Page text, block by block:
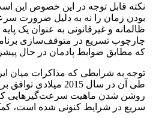
نکته قابل توجه در این خصوص این
بودن زمان را نه به دلیل ضرورت
ظالمانه و غیرقانونی به عنوان یک
چارچوب تسریع در متوقف‌سازی
که مطابق ضوابط پادمان در حال
طی آن در سال 2015
روشن شدن ماهیت سرعت‌گیرهایی که
سریع در شرایط کنونی شده است، کمک